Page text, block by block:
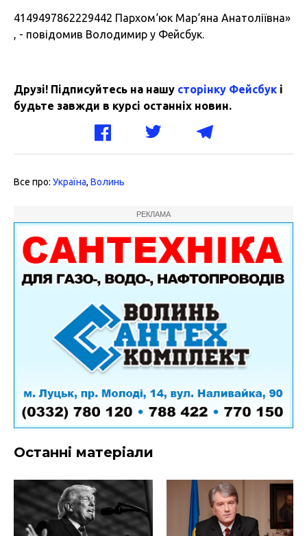
4149497862229442 Пархом‘юк Мар‘яна Анатоліївна»
, - повідомив Володимир у Фейсбук.
Друзі! Підписуйтесь на нашу сторінку Фейсбук і
будьте завжди в курсі останніх новин.
Все про: Україна, Волинь
РЕКЛАМА
Останні матеріали